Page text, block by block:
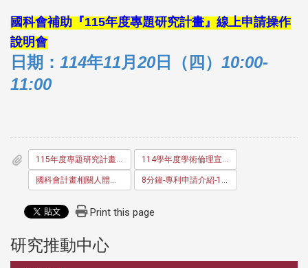
國科會補助『115年度專題研究計畫』線上申請操作
說明會
日期： 114年11月20 日（四） 10:00-
11:00
115年度專題研究計畫線上申請操作說明_1141120 114學年度學術倫理宣導事項_1141120國科會說明會_F
國科會計畫相關人體研究倫理審查重點提醒_1141120v3 8分鐘-專利申請介紹-12頁
Print this page
研究推動中心